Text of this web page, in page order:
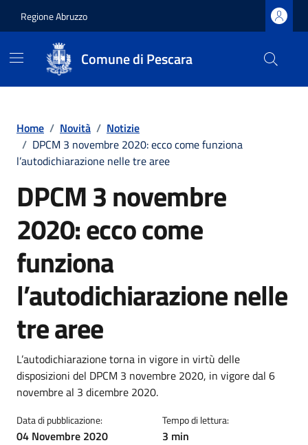
Regione Abruzzo
Comune di Pescara
Home / Novità / Notizie
/ DPCM 3 novembre 2020: ecco come funziona
l’autodichiarazione nelle tre aree
DPCM 3 novembre
2020: ecco come
funziona
l’autodichiarazione nelle
tre aree
Dettagli della notizia
L’autodichiarazione torna in vigore in virtù delle
disposizioni del DPCM 3 novembre 2020, in vigore dal 6
novembre al 3 dicembre 2020.
Data di pubblicazione:
04 Novembre 2020
Tempo di lettura:
3 min